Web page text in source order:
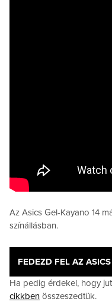
Az Asics Gel-Kayano 14
színállásban.
FEDEZD FEL AZ
Ha pedig érdekel, hogy
cikkben összeszedtük.